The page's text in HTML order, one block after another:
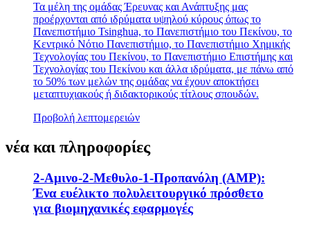
Τα μέλη της ομάδας Έρευνας και Ανάπτυξης μας
προέρχονται από ιδρύματα υψηλού κύρους όπως το
Πανεπιστήμιο Tsinghua, το Πανεπιστήμιο του Πεκίνου, το
Κεντρικό Νότιο Πανεπιστήμιο, το Πανεπιστήμιο Χημικής
Τεχνολογίας του Πεκίνου, το Πανεπιστήμιο Επιστήμης και
Τεχνολογίας του Πεκίνου και άλλα ιδρύματα, με πάνω από
το 50% των μελών της ομάδας να έχουν αποκτήσει
μεταπτυχιακούς ή διδακτορικούς τίτλους σπουδών.
Προβολή λεπτομερειών
νέα και πληροφορίες
2-Αμινο-2-Μεθυλο-1-Προπανόλη (AMP):
Ένα ευέλικτο πολυλειτουργικό πρόσθετο
για βιομηχανικές εφαρμογές